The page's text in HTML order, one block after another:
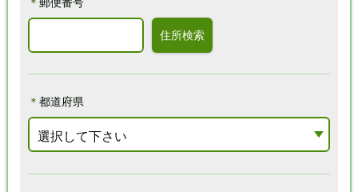
住所検索
＊ 都道府県
選択して下さい